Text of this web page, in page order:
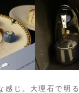
感じ。大理石で明